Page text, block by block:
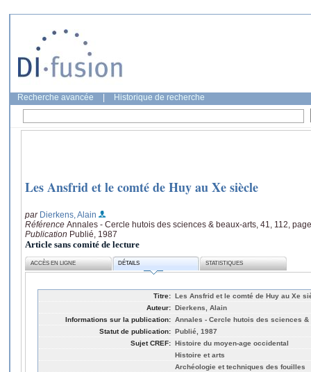
Recherche avancée Historique de recherche
Les Ansfrid et le comté de Huy au Xe siècle
par Dierkens, Alain
Référence Annales - Cercle hutois des sciences & beaux-arts, 41, 112,
Publication Publié, 1987
Article sans comité de lecture
ACCÈS EN LIGNE DÉTAILS STATISTIQUES
Titre: Les Ansfrid et le comté de Huy au Xe
Auteur: Dierkens, Alain
Informations sur la publication: Annales - Cercle hutois des sciences &
Statut de publication: Publié, 1987
Sujet CREF: Histoire du moyen-age occidental
Histoire et arts
Archéologie et techniques des fouilles